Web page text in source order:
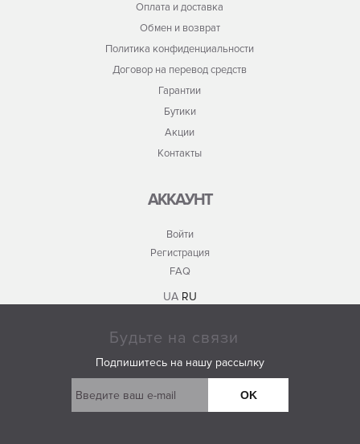
Оплата и доставка
Обмен и возврат
Политика конфиденциальности
Договор на перевод средств
Гарантии
Бутики
Акции
Контакты
АККАУНТ
Войти
Регистрация
FAQ
UA RU
Будьте на связи
Подпишитесь на нашу рассылку
OK